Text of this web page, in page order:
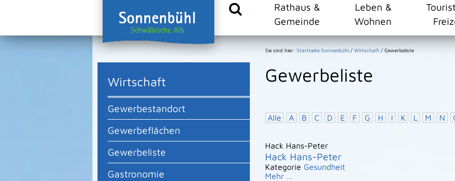
Rathaus &
Gemeinde
Leben &
Wohnen
Wirtschaft
Gewerbestandort
Gewerbeflächen
Gewerbeliste
Gastronomie
Sie sind hier: Startseite Sonnenbühl / Wirtschaft / Gewerbeliste
Gewerbeliste
Alle A B C D E F G H I K L M N
Hack Hans-Peter
Hack Hans-Peter
Kategorie Gesundheit
Mehr …